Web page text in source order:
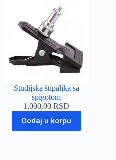
Studijska štipaljka sa
spigotom
1,000.00RSD
Dodaj u korpu